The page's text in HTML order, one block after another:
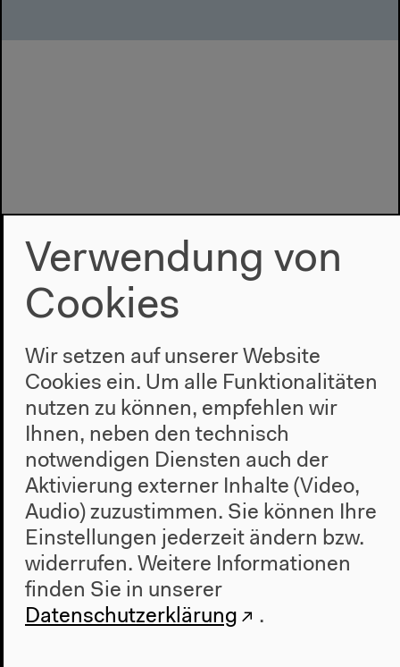
Programm
2022
Das Neue Alphabet
Das Anthropozän am HKW
Haus
Über uns
Architektur
Geschichte
Verwendung von
Cookies
Wir setzen auf unserer Website
Cookies ein. Um alle Funktionalitäten
nutzen zu können, empfehlen wir
Ihnen, neben den technisch
notwendigen Diensten auch der
Aktivierung externer Inhalte (Video,
Audio) zuzustimmen. Sie können Ihre
Einstellungen jederzeit ändern bzw.
widerrufen. Weitere Informationen
finden Sie in unserer
Datenschutzerklärung
.